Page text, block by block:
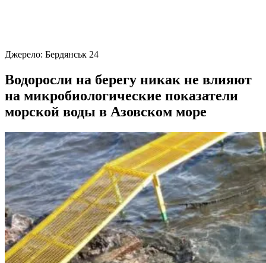
Джерело: Бердянськ 24
Водоросли на берегу никак не влияют
на микробиологические показатели
морской воды в Азовском море